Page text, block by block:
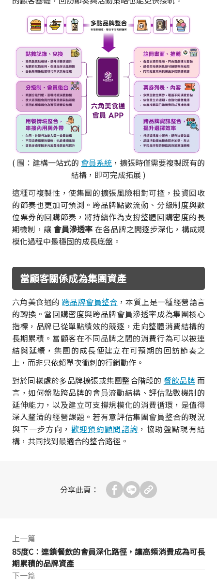
( 圖：建構一站式的 會員系統 ，擴張時僅需要複製既有的
結構，即可完成拓展 )
這種可複製性，使集團的擴張風險相對可控，投資回收
的節奏也更加可預測。跨品牌點數流動、分級制度與數
位票券的回購節奏，將持續作為支撐整體回購密度的長
期機制，讓 會員滲透率 在各品牌之間逐步深化，構成規
模化過程中最穩固的成長底盤。
當顧客關係成為集團資產
六角美食通的 跨品牌會員整合 ，本質上是一種經營語言
的轉換。當回購密度與跨品牌會員滲透率成為集團核心
指標，品牌已從單點績效的競逐，走向整體消費結構的
長期累積。當顧客在不同品牌之間的消費行為可以被連
結與延續，集團的成長便建立在可預期的回訪節奏之
上，而非只依賴單次衝刺的行銷動作。
對於同樣處於多品牌擴張或集團整合階段的 餐飲品牌而
言，如何盤點跨品牌的會員流動結構、評估點數機制的
延伸能力，以及建立可支撐規模化的消費循環，是值得
深入釐清的經營課題。若有意評估集團會員整合的現況
與下一步方向， 歡迎預約顧問諮詢 ，協助盤點現有結
構，共同找到最適合的整合路徑。
分享此頁：
上一篇
85度C：連鎖餐飲的會員深化路徑，讓高頻消費成為可長
期累積的品牌資產
下一篇